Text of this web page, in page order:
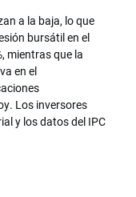
a la baja, lo que
bursátil en el
mientras que la
en el
Los inversores
y los datos del IPC